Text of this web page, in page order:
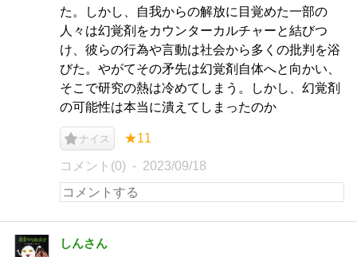
た。しかし、自我からの解放に目覚めた一部の
人々は幻覚剤をカウンターカルチャーと結びつ
け、彼らの行為や言動は社会から多くの批判を浴
びた。やがてその矛先は幻覚剤自体へと向かい、
そこで研究の熱は冷めてしまう。しかし、幻覚剤
の可能性は本当に潰えてしまったのか
ナイス ★11
コメント(0) 2023/09/18
しんさん